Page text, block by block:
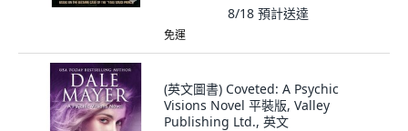
8/18 預計送達
免運
(英文圖書) Coveted: A Psychic
Visions Novel 平裝版, Valley
Publishing Ltd., 英文